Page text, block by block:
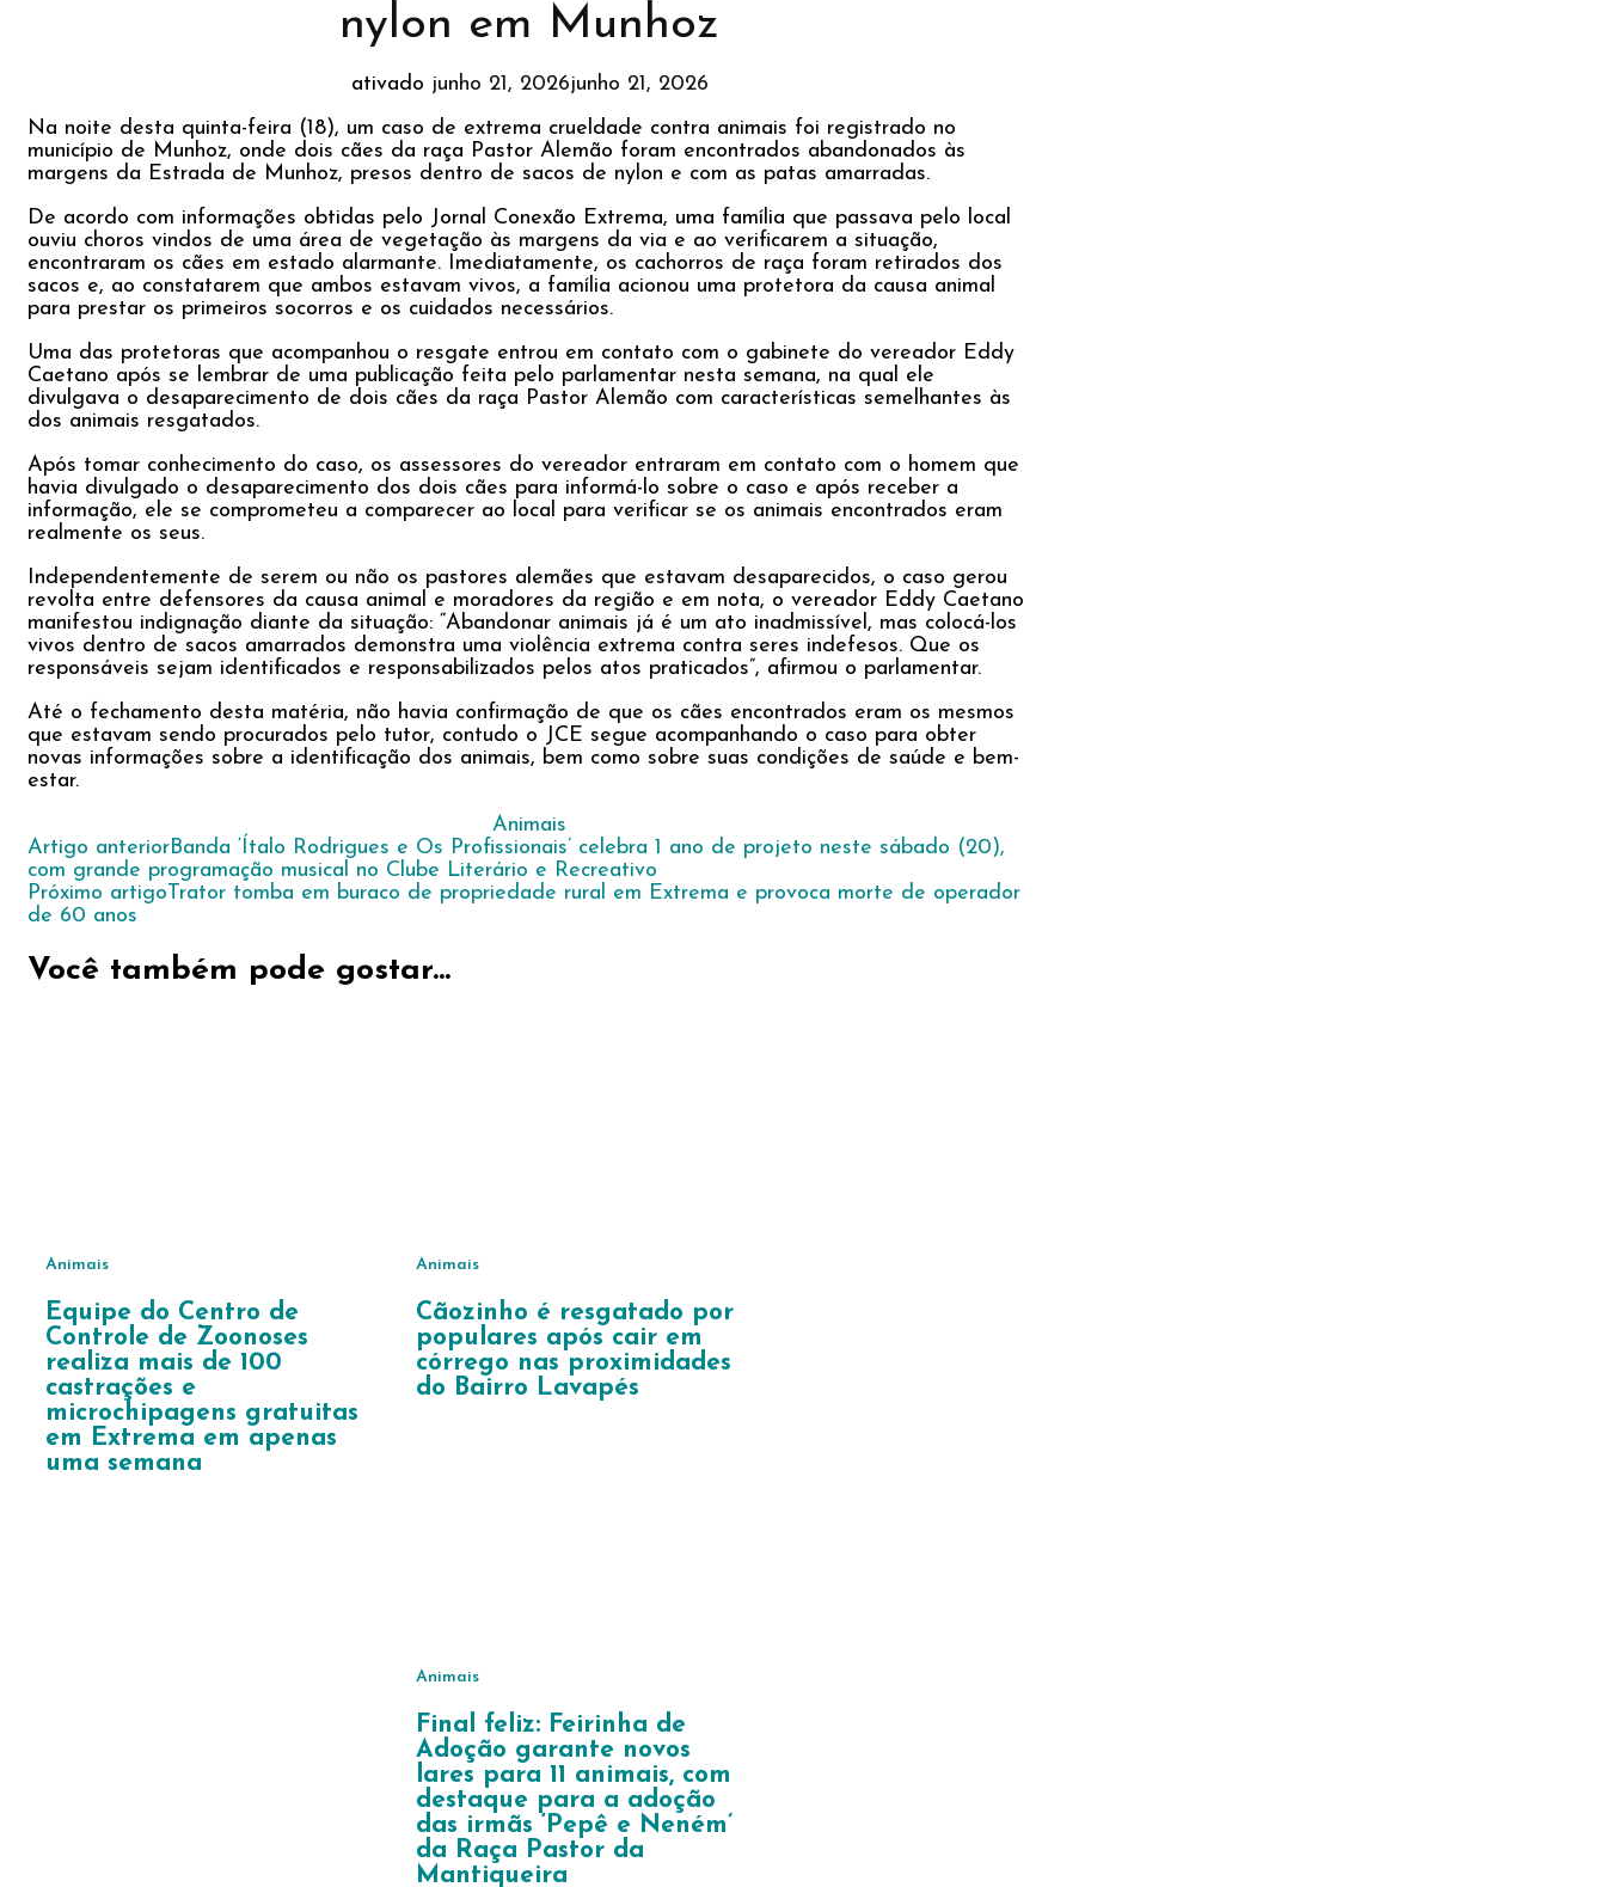
nylon em Munhoz
ativado junho 21, 2026junho 21, 2026
Na noite desta quinta-feira (18), um caso de extrema crueldade contra animais foi registrado no
município de Munhoz, onde dois cães da raça Pastor Alemão foram encontrados abandonados às
margens da Estrada de Munhoz, presos dentro de sacos de nylon e com as patas amarradas.
De acordo com informações obtidas pelo Jornal Conexão Extrema, uma família que passava pelo local
ouviu choros vindos de uma área de vegetação às margens da via e ao verificarem a situação,
encontraram os cães em estado alarmante. Imediatamente, os cachorros de raça foram retirados dos
sacos e, ao constatarem que ambos estavam vivos, a família acionou uma protetora da causa animal
para prestar os primeiros socorros e os cuidados necessários.
Uma das protetoras que acompanhou o resgate entrou em contato com o gabinete do vereador Eddy
Caetano após se lembrar de uma publicação feita pelo parlamentar nesta semana, na qual ele
divulgava o desaparecimento de dois cães da raça Pastor Alemão com características semelhantes às
dos animais resgatados.
Após tomar conhecimento do caso, os assessores do vereador entraram em contato com o homem que
havia divulgado o desaparecimento dos dois cães para informá-lo sobre o caso e após receber a
informação, ele se comprometeu a comparecer ao local para verificar se os animais encontrados eram
realmente os seus.
Independentemente de serem ou não os pastores alemães que estavam desaparecidos, o caso gerou
revolta entre defensores da causa animal e moradores da região e em nota, o vereador Eddy Caetano
manifestou indignação diante da situação: “Abandonar animais já é um ato inadmissível, mas colocá-los
vivos dentro de sacos amarrados demonstra uma violência extrema contra seres indefesos. Que os
responsáveis sejam identificados e responsabilizados pelos atos praticados”, afirmou o parlamentar.
Até o fechamento desta matéria, não havia confirmação de que os cães encontrados eram os mesmos
que estavam sendo procurados pelo tutor, contudo o JCE segue acompanhando o caso para obter
novas informações sobre a identificação dos animais, bem como sobre suas condições de saúde e bem-
estar.
Animais
Navegação
de
post
Artigo anteriorBanda ‘Ítalo Rodrigues e Os Profissionais’ celebra 1 ano de projeto neste sábado (20),
com grande programação musical no Clube Literário e Recreativo
Próximo artigo Trator tomba em buraco de propriedade rural em Extrema e provoca morte de operador
de 60 anos
Você também pode gostar...
Animais
Equipe do Centro de
Controle de Zoonoses
realiza mais de 100
castrações e
microchipagens gratuitas
em Extrema em apenas
uma semana
Animais
Cãozinho é resgatado por
populares após cair em
córrego nas proximidades
do Bairro Lavapés
Animais
Final feliz: Feirinha de
Adoção garante novos
lares para 11 animais, com
destaque para a adoção
das irmãs ‘Pepê e Neném’
da Raça Pastor da
Mantiqueira